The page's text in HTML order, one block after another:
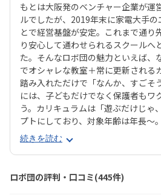
もとは大阪発のベンチャー企業が運
ルでしたが、2019年末に家電大手
とで経営基盤が安定。これまで通り
り安心して通わせられるスクールへ
た。そんなロボ団の魅力といえば、
でオシャレな教室＋常に更新される
踏み入れただけで「なんか、すごそ
には、子どもだけでなく保護者もワ
う。カリキュラムは「遊ぶだけじゃ
プトにしており、対象年齢は年長〜
ュアルプログラミング言語のScratch
び、徐々にステップアップして
展していきます。間口は広く設けな
者も多数輩出している実力派スクー
出し制なので、教材費がかからない
続きを読む
ロボ団の評判・口コミ(445件)